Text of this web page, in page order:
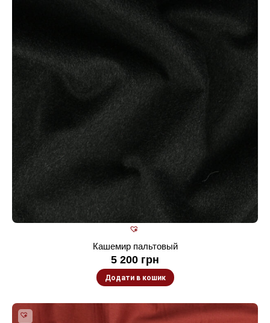
Кашемир пальтовый
5 200 грн
Додати в кошик